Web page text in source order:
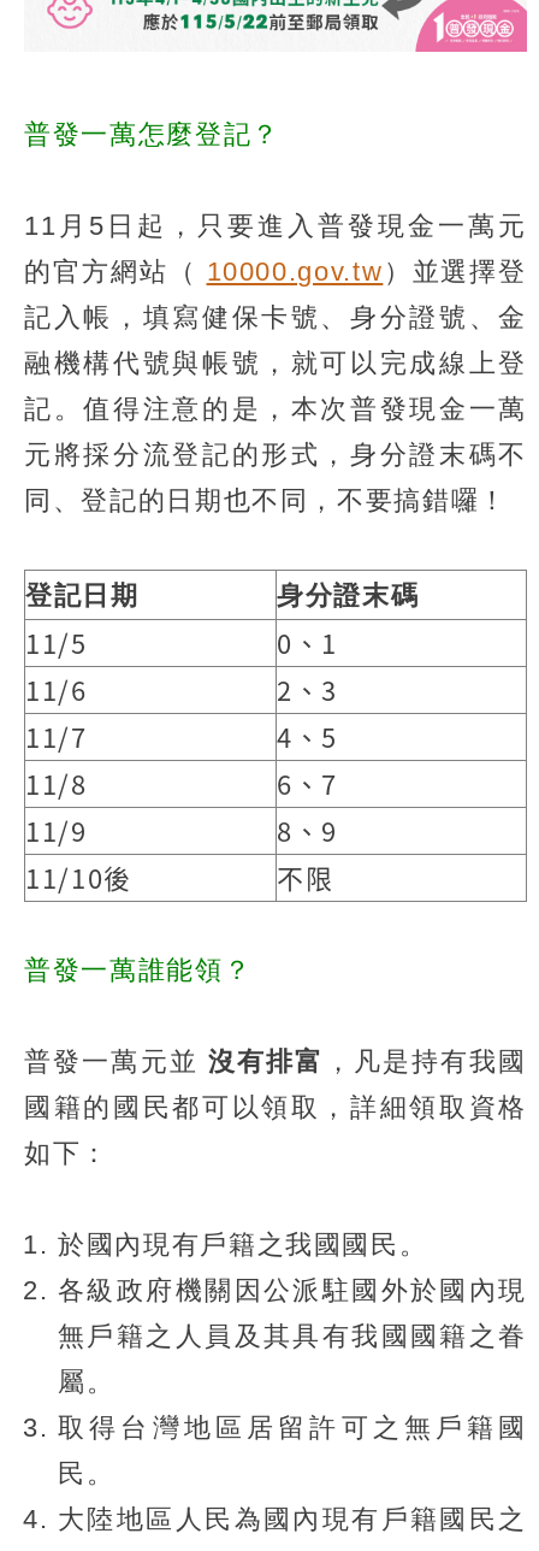
普發一萬怎麼登記？
11月5日起，只要進入普發現金一萬元
的官方網站（ 10000.gov.tw ）並選擇登
記入帳，填寫健保卡號、身分證號、金
融機構代號與帳號，就可以完成線上登
記。值得注意的是，本次普發現金一萬
元將採分流登記的形式，身分證末碼不
同、登記的日期也不同，不要搞錯囉！
登記日期 身分證末碼
11/5
0、1
11/6
2、3
11/7
4、5
11/8
6、7
11/9
8、9
11/10後
不限
普發一萬誰能領？
普發一萬元並 沒有排富 ，凡是持有我國
國籍的國民都可以領取，詳細領取資格
如下：
於國內現有戶籍之我國國民。
各級政府機關因公派駐國外於國內現
無戶籍之人員及其具有我國國籍之眷
屬。
取得台灣地區居留許可之無戶籍國
民。
大陸地區人民為國內現有戶籍國民之